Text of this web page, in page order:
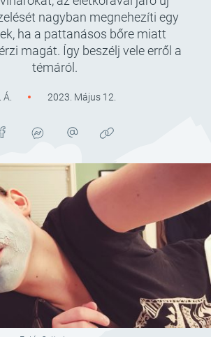
nagyban megnehezíti egy
ha a pattanásos bőre miatt
magát. Így beszélj vele erről a
témáról.
Á. 2023. Május 12.